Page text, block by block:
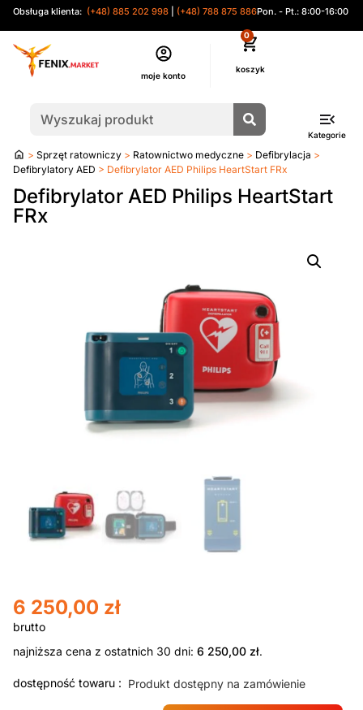
Obsługa klienta: (+48) 885 202 998 (+48) 788 875 886Pon. - Pt.: 8:00-16:00
moje konto
0
Kategorie
Strona
główna
> Sprzęt ratowniczy > Ratownictwo medyczne > Defibrylacja >
Defibrylatory AED > Defibrylator AED Philips HeartStart FRx
Defibrylator AED Philips HeartStart
FRx
6 250,00 zł
najniższa cena z ostatnich 30 dni: 6 250,00 zł.
dostępność towaru : Produkt dostępny na zamówienie